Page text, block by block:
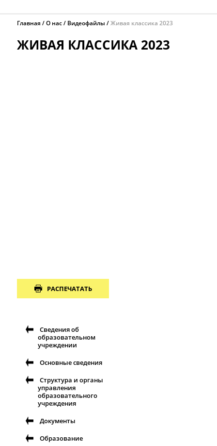
Главная О нас Видеофайлы Живая классика 2023
ЖИВАЯ КЛАССИКА 2023
РАСПЕЧАТАТЬ
Сведения об
образовательном
учреждении
Основные сведения
Структура и органы
управления
образовательного
учреждения
Документы
Образование